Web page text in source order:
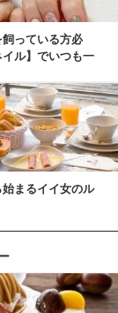
っている方必
ル】でいつも一
まるイイ女のル